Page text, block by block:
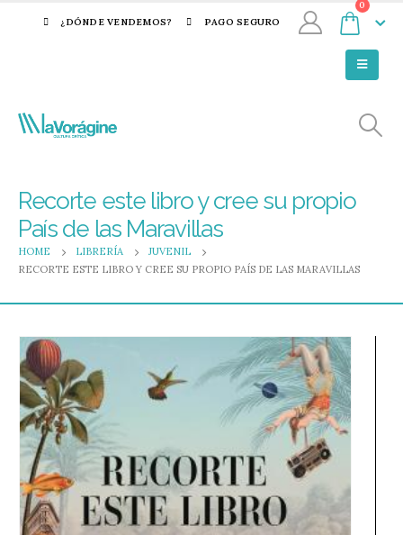
¿DÓNDE VENDEMOS? PAGO SEGURO
0
Recorte este libro y cree su propio
País de las Maravillas
HOME LIBRERÍA
JUVENIL
RECORTE ESTE LIBRO Y CREE SU PROPIO PAÍS DE LAS MARAVILLAS